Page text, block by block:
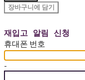
장바구니에 담기
재입고 알림 신청
휴대폰 번호
-